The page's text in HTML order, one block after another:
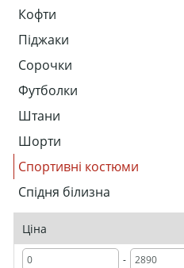
Кофти
Піджаки
Сорочки
Футболки
Штани
Шорти
Спортивні костюми
Спідня білизна
Ціна
-